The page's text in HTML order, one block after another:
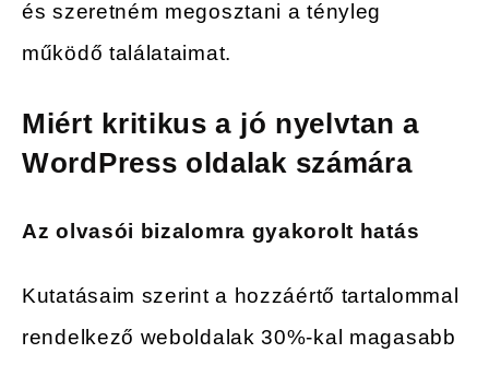
és szeretném megosztani a tényleg
működő találataimat.
Miért kritikus a jó nyelvtan a
WordPress oldalak számára
Az olvasói bizalomra gyakorolt hatás
Kutatásaim szerint a hozzáértő tartalommal
rendelkező weboldalak 30%-kal magasabb